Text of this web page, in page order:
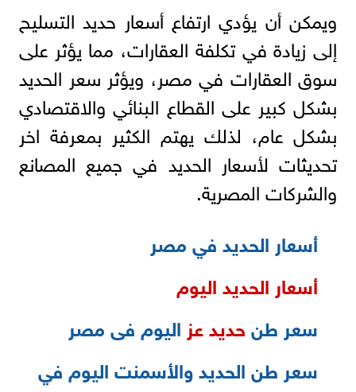
ويمكن أن يؤدي ارتفاع أسعار حديد التسليح
إلى زيادة في تكلفة العقارات، مما يؤثر على
سوق العقارات في مصر، ويؤثر سعر الحديد
بشكل كبير على القطاع البنائي والاقتصادي
بشكل عام، لذلك يهتم الكثير بمعرفة اخر
تحديثات لأسعار الحديد في جميع المصانع
والشركات المصرية.
أسعار الحديد في مصر
أسعار الحديد اليوم
سعر طنحديد عز اليوم فى مصر
سعر طن الحديد والأسمنت اليوم في